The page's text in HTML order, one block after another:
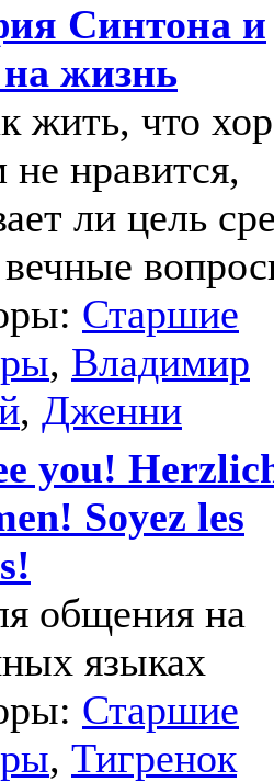
Синтона и
жизнь
жить, что
нравится,
ли цель
Старшие
, Владимир
, Дженни
you!
Soyez les
общения на
языках
Старшие
, Тигренок